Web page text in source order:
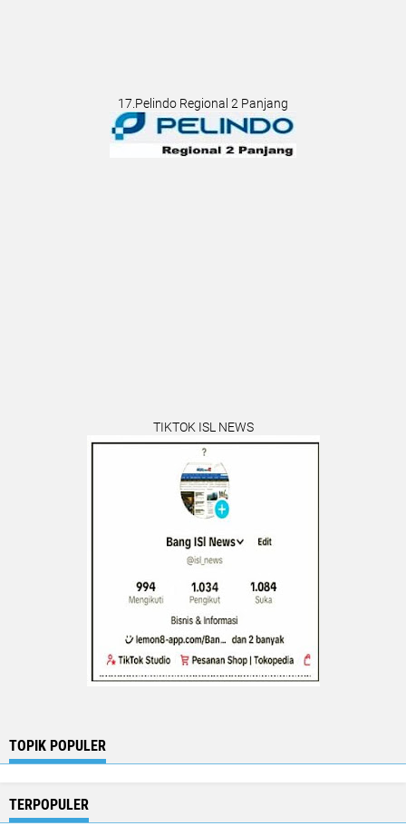
17.Pelindo Regional 2 Panjang
TIKTOK ISL NEWS
TOPIK POPULER
TERPOPULER